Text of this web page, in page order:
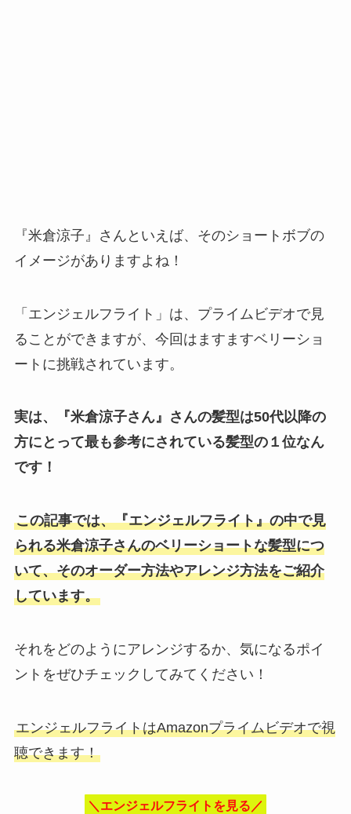
『米倉涼子』さんといえば、そのショートボブの
イメージがありますよね！
「エンジェルフライト」は、プライムビデオで見
ることができますが、今回はますますベリーショ
ートに挑戦されています。
実は、『米倉涼子さん』さんの髪型は50代以降の
方にとって最も参考にされている髪型の１位なん
です！
この記事では、『エンジェルフライト』の中で見
られる米倉涼子さんのベリーショートな髪型につ
いて、そのオーダー方法やアレンジ方法をご紹介
しています。
それをどのようにアレンジするか、気になるポイ
ントをぜひチェックしてみてください！
エンジェルフライトはAmazonプライムビデオで視
聴できます！
＼エンジェルフライトを見る／